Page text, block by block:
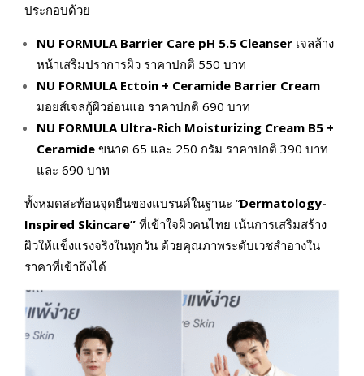
ประกอบด้วย
NU FORMULA Barrier Care pH 5.5 Cleanser เจลล้าง
หน้าเสริมปราการผิว ราคาปกติ 550 บาท
NU FORMULA Ectoin + Ceramide Barrier Cream
มอยส์เจลกู้ผิวอ่อนแอ ราคาปกติ 690 บาท
NU FORMULA Ultra-Rich Moisturizing Cream B5 +
Ceramide ขนาด 65 และ 250 กรัม ราคาปกติ 390 บาท
และ 690 บาท
ทั้งหมดสะท้อนจุดยืนของแบรนด์ในฐานะ “Dermatology-
Inspired Skincare” ที่เข้าใจผิวคนไทย เน้นการเสริมสร้าง
ผิวให้แข็งแรงจริงในทุกวัน ด้วยคุณภาพระดับเวชสำอางใน
ราคาที่เข้าถึงได้